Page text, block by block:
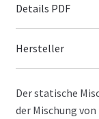
Details PDF
Hersteller
Der statische
der Mischung von